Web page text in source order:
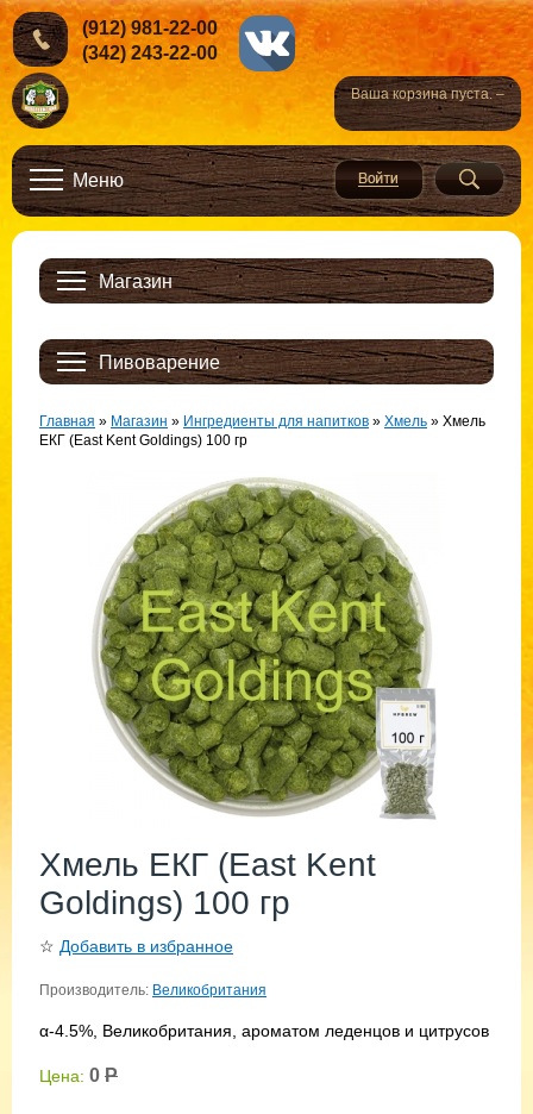
Ваша корзина пуста. –
(912) 981-22-00
(342) 243-22-00
Меню
Магазин
Пивоварение
Главная » Магазин » Ингредиенты для напитков » Хмель » Хмель
ЕКГ (East Kent Goldings) 100 гр
Хмель ЕКГ (East Kent
Goldings) 100 гр
☆ Добавить в избранное
Производитель: Великобритания
α-4.5%, Великобритания, ароматом леденцов и цитрусов
Цена: 0 Р